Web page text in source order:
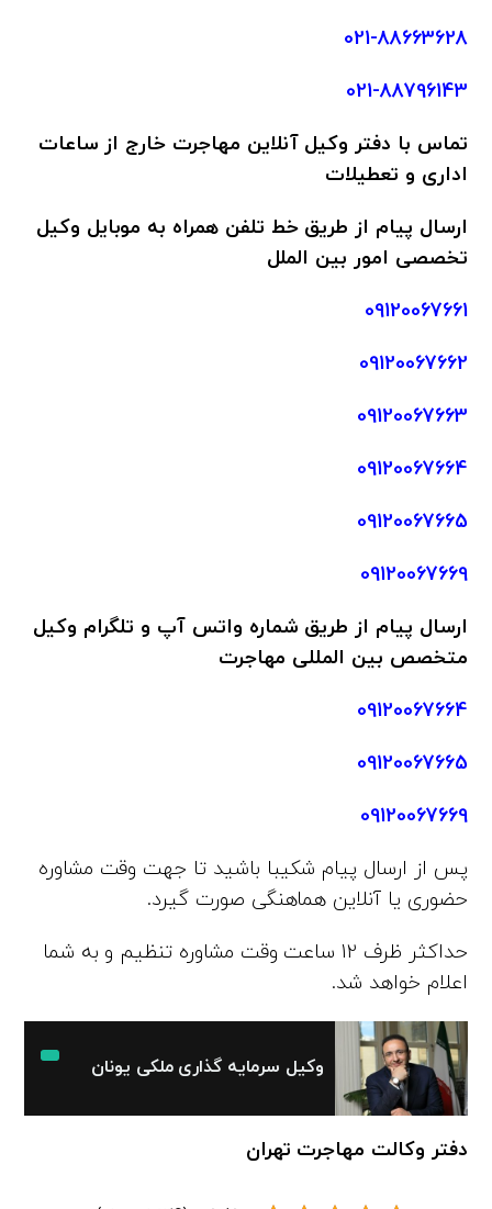
021-88663628
021-88796143
تماس با دفتر وکیل آنلاین مهاجرت خارج از ساعات
اداری و تعطیلات
ارسال پیام از طریق خط تلفن همراه به موبایل وکیل
تخصصی امور بین الملل
09120067661
09120067662
09120067663
09120067664
09120067665
09120067669
ارسال پیام از طریق شماره واتس آپ و تلگرام وکیل
متخصص بین المللی مهاجرت
09120067664
09120067665
09120067669
پس از ارسال پیام شکیبا باشید تا جهت وقت مشاوره
حضوری یا آنلاین هماهنگی صورت گیرد.
حداکثر ظرف 12 ساعت وقت مشاوره تنظیم و به شما
اعلام خواهد شد.
وکیل سرمایه گذاری ملکی یونان
دفتر وکالت مهاجرت تهران